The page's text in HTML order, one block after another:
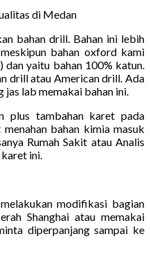
bahan drill. Bahan ini lebih
bahan oxford kami
yaitu bahan 100% katun.
drill atau American drill. Ada
lab memakai bahan ini.
plus tambahan karet pada
bahan kimia masuk
Rumah Sakit atau Analis
ini.
modifikasi bagian
Shanghai atau memakai
diperpanjang sampai ke